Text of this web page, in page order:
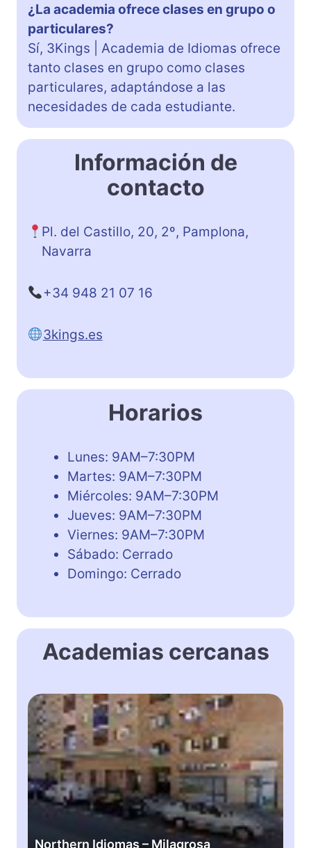
¿La academia ofrece clases en grupo o
particulares?
Sí, 3Kings | Academia de Idiomas ofrece
tanto clases en grupo como clases
particulares, adaptándose a las
necesidades de cada estudiante.
Información de
contacto
Pl. del Castillo, 20, 2º, Pamplona,
Navarra
+34 948 21 07 16
3kings.es
Horarios
Lunes: 9AM–7:30PM
Martes: 9AM–7:30PM
Miércoles: 9AM–7:30PM
Jueves: 9AM–7:30PM
Viernes: 9AM–7:30PM
Sábado: Cerrado
Domingo: Cerrado
Academias cercanas
Northern Idiomas – Milagrosa
N
r
t
h
e
r